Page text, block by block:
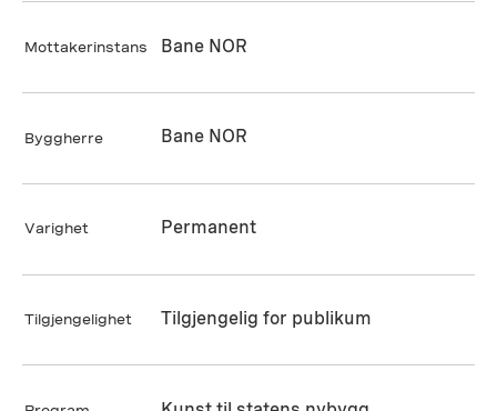
Mottakerinstans Bane NOR
Byggherre Bane NOR
Varighet Permanent
Tilgjengelighet Tilgjengelig for publikum